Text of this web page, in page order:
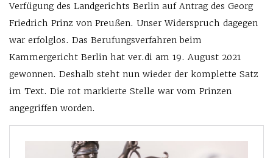
Verfügung des Landgerichts Berlin auf Antrag des Georg
Friedrich Prinz von Preußen. Unser Widerspruch dagegen
war erfolglos. Das Berufungsverfahren beim
Kammergericht Berlin hat ver.di am 19. August 2021
gewonnen. Deshalb steht nun wieder der komplette Satz
im Text. Die rot markierte Stelle war vom Prinzen
angegriffen worden.